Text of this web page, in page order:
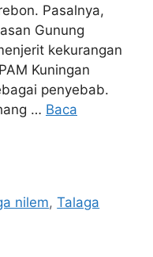
Pasalnya,
Gunung
kekurangan
Kuningan
penyebab.
… Baca
nilem,Talaga